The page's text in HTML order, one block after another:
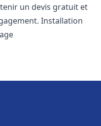
un devis gratuit et
Installation